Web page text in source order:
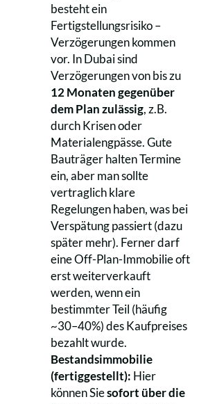
besteht ein
Fertigstellungsrisiko –
Verzögerungen kommen
vor. In Dubai sind
Verzögerungen von bis zu
12 Monaten gegenüber
dem Plan zulässig, z.B.
durch Krisen oder
Materialengpässe. Gute
Bauträger halten Termine
ein, aber man sollte
vertraglich klare
Regelungen haben, was bei
Verspätung passiert (dazu
später mehr). Ferner darf
eine Off-Plan-Immobilie oft
erst weiterverkauft
werden, wenn ein
bestimmter Teil (häufig
~30–40%) des Kaufpreises
bezahlt wurde.
Bestandsimmobilie
(fertiggestellt): Hier
können Siesofort über die